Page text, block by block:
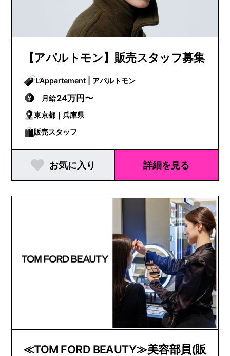
【アパルトモン】販売スタッフ募集
L’Appartement | アパルトモン
月給24万円〜
東京都｜兵庫県
販売スタッフ
お気に入り 詳細を見る
≪TOM FORD BEAUTY≫美容部員(販